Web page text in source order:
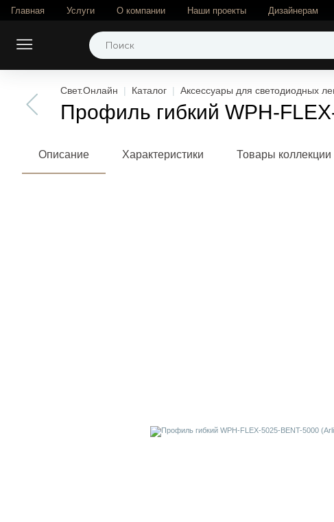
Главная Услуги О компании Наши проекты Дизайнерам
Свет.Онлайн Каталог Аксессуары для светодиодных
Профиль гибкий WPH-
Описание Характеристики Товары коллекции